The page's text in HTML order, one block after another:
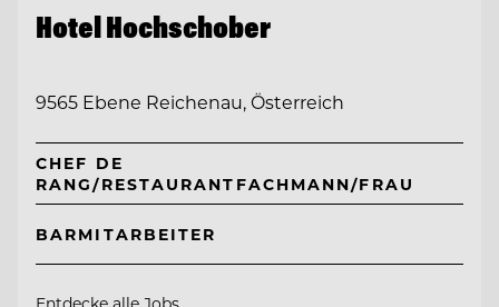
Hotel Hochschober
9565 Ebene Reichenau, Österreich
CHEF DE
RANG/RESTAURANTFACHMANN/FRAU
BARMITARBEITER